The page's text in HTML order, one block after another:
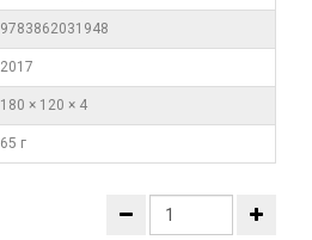
9783862031948
2017
180 × 120 × 4
65 г